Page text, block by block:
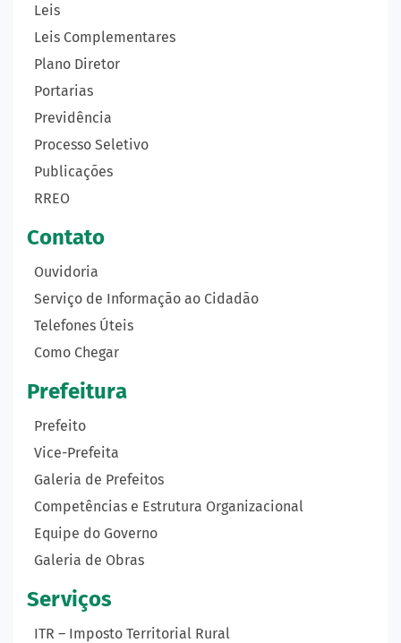
Leis
Leis Complementares
Plano Diretor
Portarias
Previdência
Processo Seletivo
Publicações
RREO
Contato
Ouvidoria
Serviço de Informação ao Cidadão
Telefones Úteis
Como Chegar
Prefeitura
Prefeito
Vice-Prefeita
Galeria de Prefeitos
Competências e Estrutura Organizacional
Equipe do Governo
Galeria de Obras
Serviços
ITR – Imposto Territorial Rural